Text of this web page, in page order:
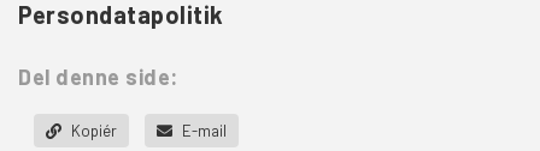
Persondatapolitik
Del denne side:
Kopiér E-mail